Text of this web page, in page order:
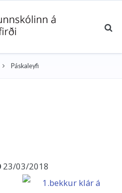
Páskaleyfi
23/03/2018